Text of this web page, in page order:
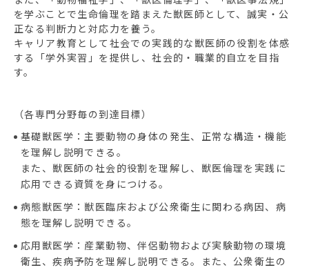
を学ぶことで生命倫理を踏まえた獣医師として、誠実・公
正なる判断力と対応力を養う。
キャリア教育として社会での実践的な獣医師の役割を体感
する「学外実習」を提供し、社会的・職業的自立を目指
す。
（各専門分野毎の到達目標）
基礎獣医学：主要動物の身体の発生、正常な構造・機能
を理解し説明できる。
また、獣医師の社会的役割を理解し、獣医倫理を実践に
応用できる資質を身につける。
病態獣医学：獣医臨床および公衆衛生に関わる病因、病
態を理解し説明できる。
応用獣医学：産業動物、伴侶動物および実験動物の環境
衛生、疾病予防を理解し説明できる。また、公衆衛生の